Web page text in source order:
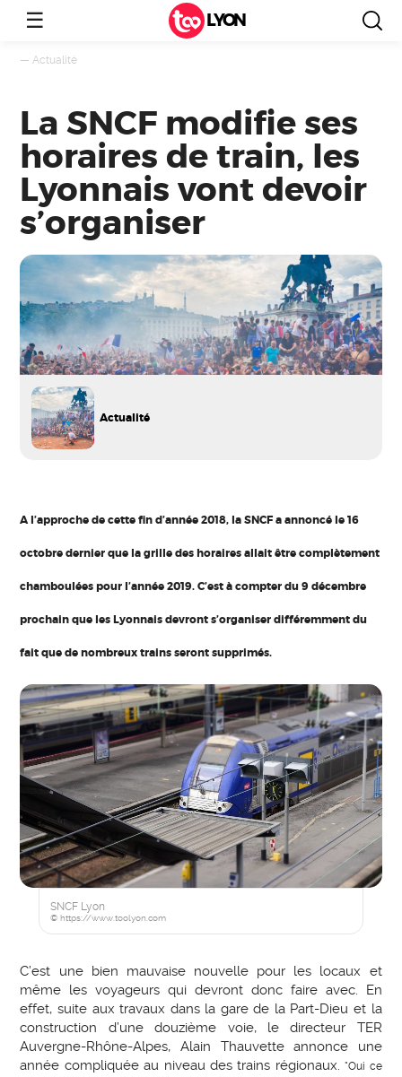
☰ LYON
— Actualité
La SNCF modifie ses
horaires de train, les
Lyonnais vont devoir
s’organiser
Actualité
A l’approche de cette fin d’année 2018, la SNCF a annoncé le 16
octobre dernier que la grille des horaires allait être complètement
chamboulées pour l’année 2019. C’est à compter du 9 décembre
prochain que les Lyonnais devront s’organiser différemment du
fait que de nombreux trains seront supprimés.
SNCF Lyon
© https://www.toolyon.com
C’est une bien mauvaise nouvelle pour les locaux et
même les voyageurs qui devront donc faire avec. En
effet, suite aux travaux dans la gare de la Part-Dieu et la
construction d’une douzième voie, le directeur TER
Auvergne-Rhône-Alpes, Alain Thauvette annonce une
année compliquée au niveau des trains régionaux."Oui ce